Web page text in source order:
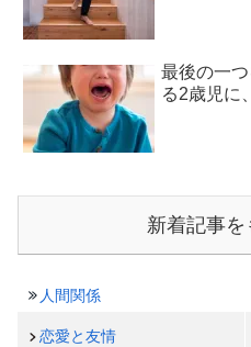
最後の一
る2歳児に
新着記事を
人間関係
恋愛と友情